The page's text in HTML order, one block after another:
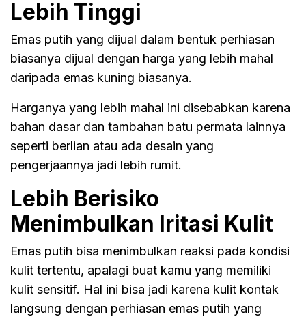
Lebih Tinggi
Emas putih yang dijual dalam bentuk perhiasan
biasanya dijual dengan harga yang lebih mahal
daripada emas kuning biasanya.
Harganya yang lebih mahal ini disebabkan karena
bahan dasar dan tambahan batu permata lainnya
seperti berlian atau ada desain yang
pengerjaannya jadi lebih rumit.
Lebih Berisiko
Menimbulkan Iritasi Kulit
Emas putih bisa menimbulkan reaksi pada kondisi
kulit tertentu, apalagi buat kamu yang memiliki
kulit sensitif. Hal ini bisa jadi karena kulit kontak
langsung dengan perhiasan emas putih yang